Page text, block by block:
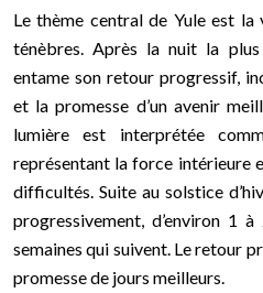
Le thème central de Yule est
ténèbres. Après la nuit la plus
entame son retour progressif,
et la promesse d’un avenir
lumière est interprétée
représentant la force intérieure
difficultés. Suite au solstice
progressivement, d’environ 1
semaines qui suivent. Le retour
promesse de jours meilleurs.